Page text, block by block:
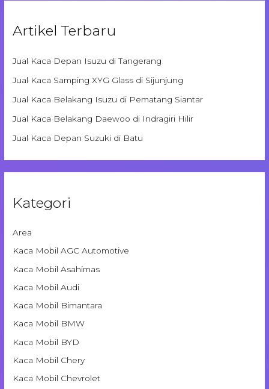
Artikel Terbaru
Jual Kaca Depan Isuzu di Tangerang
Jual Kaca Samping XYG Glass di Sijunjung
Jual Kaca Belakang Isuzu di Pematang Siantar
Jual Kaca Belakang Daewoo di Indragiri Hilir
Jual Kaca Depan Suzuki di Batu
Kategori
Area
Kaca Mobil AGC Automotive
Kaca Mobil Asahimas
Kaca Mobil Audi
Kaca Mobil Bimantara
Kaca Mobil BMW
Kaca Mobil BYD
Kaca Mobil Chery
Kaca Mobil Chevrolet